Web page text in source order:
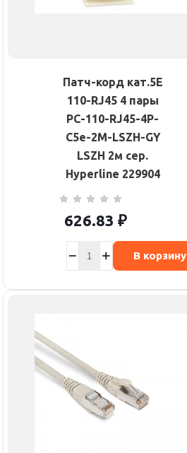
Патч-корд кат.5E
110-RJ45 4 пары
PC-110-RJ45-4P-
C5e-2M-LSZH-GY
LSZH 2м сер.
Hyperline 229904
626.83 ₽
В корзину